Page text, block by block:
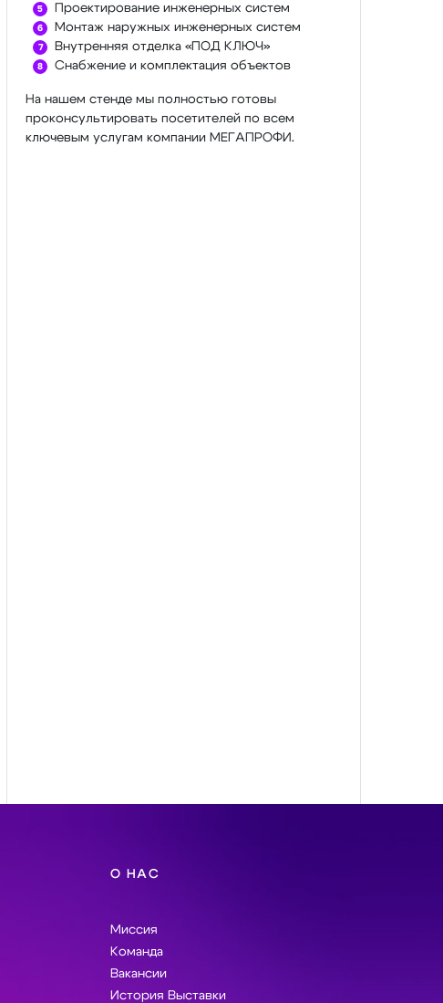
Проектирование инженерных систем
Монтаж наружных инженерных систем
Внутренняя отделка «ПОД КЛЮЧ»
Снабжение и комплектация объектов
На нашем стенде мы полностью готовы
проконсультировать посетителей по всем
ключевым услугам компании МЕГАПРОФИ.
О НАС
Миссия
Команда
Вакансии
История Выставки